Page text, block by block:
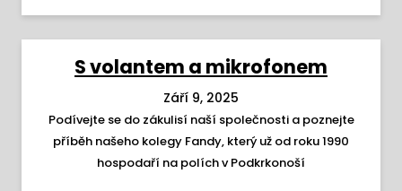
S volantem a mikrofonem
Září 9, 2025
Podívejte se do zákulisí naší společnosti a poznejte
příběh našeho kolegy Fandy, který už od roku 1990
hospodaří na polích v Podkrkonoší